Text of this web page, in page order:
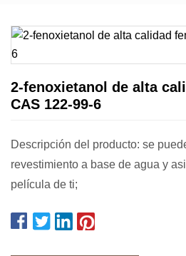
2-fenoxietanol de alta
CAS 122-99-6
Descripción del producto: se
revestimiento a base de agua y
película de ti;